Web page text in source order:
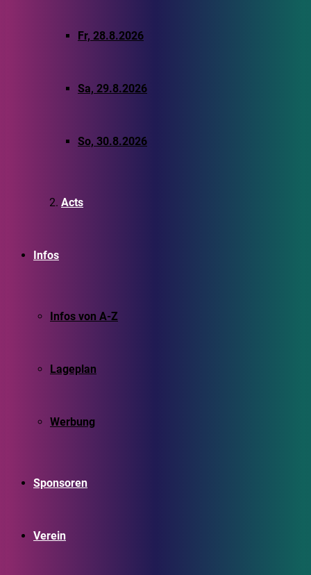
Fr, 28.8.2026
Sa, 29.8.2026
So, 30.8.2026
Acts
Infos
Infos von A-Z
Lageplan
Werbung
Sponsoren
Verein